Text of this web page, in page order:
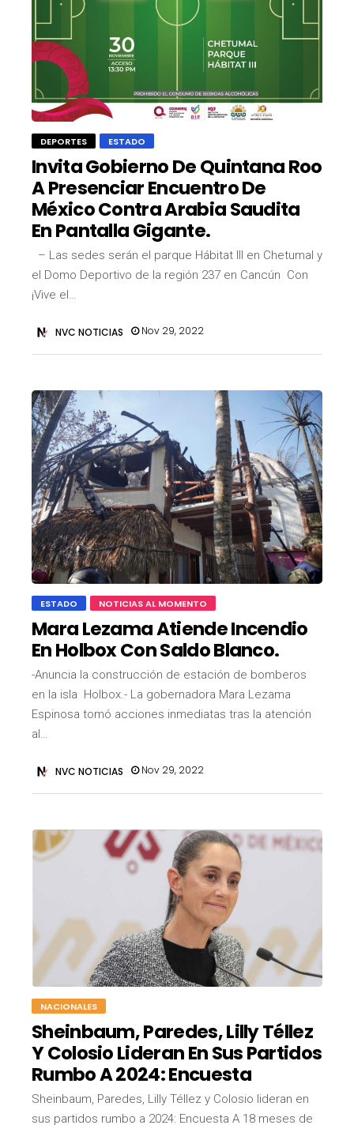
DEPORTES ESTADO
Invita Gobierno De Quintana Roo
A Presenciar Encuentro De
México Contra Arabia Saudita
En Pantalla Gigante.
– Las sedes serán el parque Hábitat III en Chetumal y
el Domo Deportivo de la región 237 en Cancún Con
¡Vive el…
NVC NOTICIAS Nov 29, 2022
ESTADO NOTICIAS AL MOMENTO
Mara Lezama Atiende Incendio
En Holbox Con Saldo Blanco.
-Anuncia la construcción de estación de bomberos
en la isla Holbox.- La gobernadora Mara Lezama
Espinosa tomó acciones inmediatas tras la atención
al…
NVC NOTICIAS Nov 29, 2022
NACIONALES
Sheinbaum, Paredes, Lilly Téllez
Y Colosio Lideran En Sus Partidos
Rumbo A 2024: Encuesta
Sheinbaum, Paredes, Lilly Téllez y Colosio lideran en
sus partidos rumbo a 2024: Encuesta A 18 meses de